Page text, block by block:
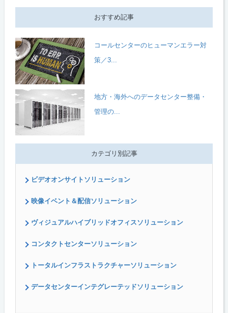
おすすめ記事
コールセンターのヒューマンエラー対
策／3...
地方・海外へのデータセンター整備・
管理の...
カテゴリ別記事
ビデオオンサイトソリューション
映像イベント＆配信ソリューション
ヴィジュアルハイブリッドオフィスソリューション
コンタクトセンターソリューション
トータルインフラストラクチャーソリューション
データセンターインテグレーテッドソリューション